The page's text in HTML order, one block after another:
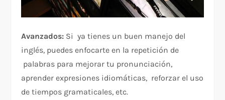
Avanzados: Si ya tienes un buen manejo del
inglés, puedes enfocarte en la repetición de
palabras para mejorar tu pronunciación,
aprender expresiones idiomáticas, reforzar el uso
de tiempos gramaticales, etc.